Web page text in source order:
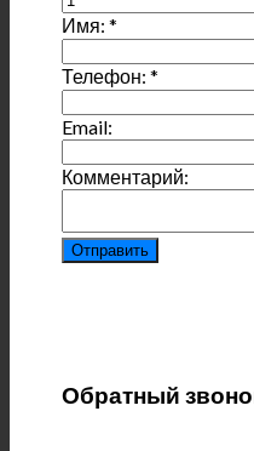
Имя:*
Телефон:*
Email:
Комментарий:
Обратный